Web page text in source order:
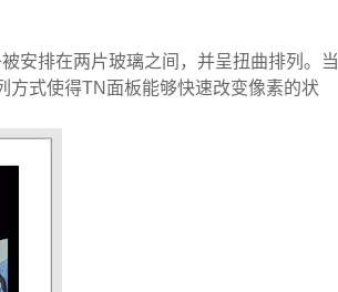
安排在两片玻璃之间，并呈扭曲排列。当
方式使得TN面板能够快速改变像素的状